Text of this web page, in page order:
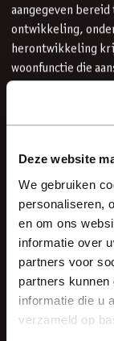
Deze website
We gebruiken
personaliseren,
en om ons
informatie over
partners voor
partners
informatie die u
verzameld op
aangegeven
ontwikkeling,
herontwikkeling
woonfunctie die